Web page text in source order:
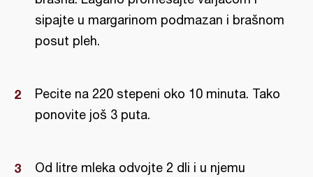
sipajte u margarinom podmazan i brašnom
posut pleh.
Pecite na 220 stepeni oko 10 minuta. Tako
ponovite još 3 puta.
Od litre mleka odvojte 2 dli i u njemu